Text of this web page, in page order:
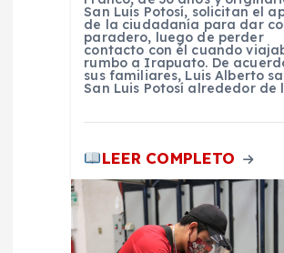
San Luis Potosí, solicitan el
de la ciudadanía para dar
paradero, luego de perder
contacto con él cuando
rumbo a Irapuato. De
sus familiares, Luis Alberto
San Luis Potosí alrededor de
LEER COMPLETO